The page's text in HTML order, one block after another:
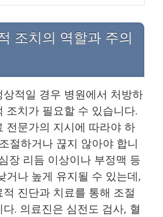
조치의 역할과 주의
적일 경우 병원에서 처방하
조치가 필요할 수 있습니다.
전문가의 지시에 따라야 하
절하거나 끊지 않아야 합니
장 리듬 이상이나 부정맥 등
거나 높게 유지될 수 있는데,
진단과 치료를 통해 조절
. 의료진은 심전도 검사, 혈